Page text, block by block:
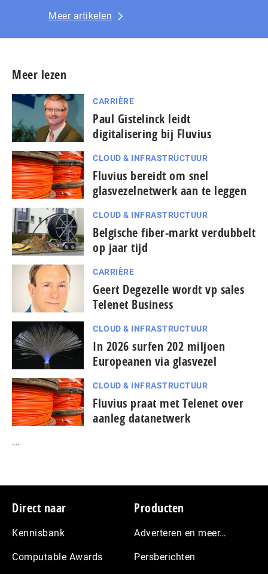
Meer artikelen
Meer lezen
CARRIÈRE
Paul Gistelinck leidt
digitalisering bij Fluvius
CLOUD & INFRASTRUCTUUR
Fluvius bereidt om snel
glasvezelnetwerk aan te leggen
CLOUD & INFRASTRUCTUUR
Belgische fiber-markt verdubbelt
op jaar tijd
CARRIÈRE
Geert Degezelle wordt vp sales
Telenet Business
CLOUD & INFRASTRUCTUUR
In 2026 surfen 202 miljoen
Europeanen via glasvezel
CLOUD & INFRASTRUCTUUR
Fluvius praat met Telenet over
aanleg datanetwerk
...
Footer
Direct naar
Kennisbank
Computable Awards
Producten
Adverteren en meer…
Persberichten